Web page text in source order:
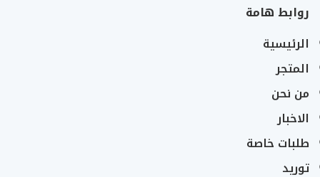
روابط هامة
الرئيسية
المتجر
من نحن
الاخبار
طلبات خاصة
توريد